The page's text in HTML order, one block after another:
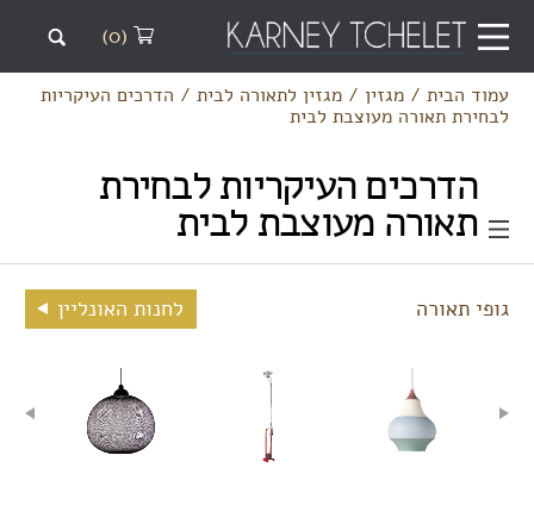
(0)
עמוד הבית/ מגזין/ מגזין לתאורה לבית/ הדרכים העיקריות
לבחירת תאורה מעוצבת לבית
הדרכים העיקריות לבחירת
תאורה מעוצבת לבית
גופי תאורה לחנות האונליין